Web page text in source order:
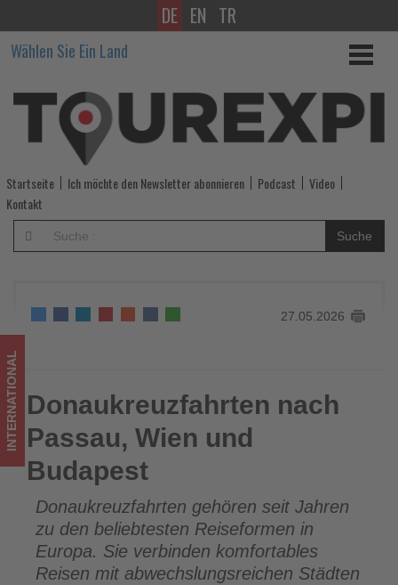
Donaukreuzfahrten
nach
Passau,
Wien
und
Budapest
was
im
Tourismus
los
ist!
DE EN TR
Wählen Sie Ein Land
Startseite Ich möchte den Newsletter abonnieren Podcast
Video
Kontakt
Suche
27.05.2026
Donaukreuzfahrten nach Passau, Wien und Budapest
INTERNATIONAL Donaukreuzfahrten nach
Passau, Wien und
Budapest
Donaukreuzfahrten gehören seit Jahren
zu den beliebtesten Reiseformen in
Europa. Sie verbinden komfortables
Reisen mit abwechslungsreichen Städten